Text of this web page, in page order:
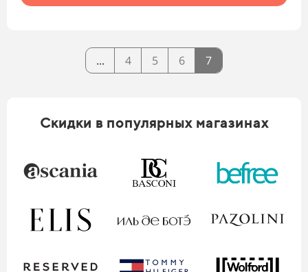
... 4 5 6 7
Скидки в популярных магазинах